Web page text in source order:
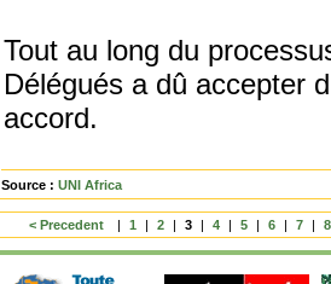
Tout au long du
Délégués a dû accepter
accord.
Source : UNI Africa
< Precedent | 1 | 2 | 3 | 4 | 5 | 6 | 7 | 8